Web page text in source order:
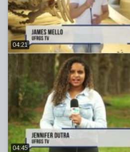
04:21
04:45